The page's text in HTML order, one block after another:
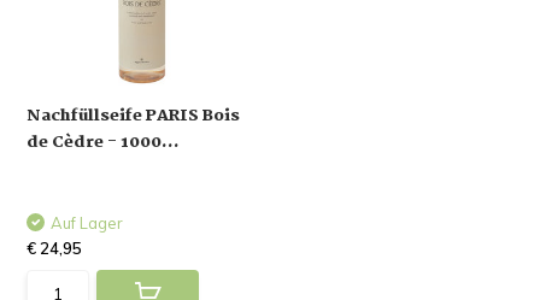
Nachfüllseife PARIS Bois
de Cèdre - 1000...
Auf Lager
€ 24,95